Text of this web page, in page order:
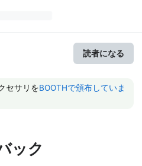
読者になる
セサリをBOOTHで頒布していま
ック